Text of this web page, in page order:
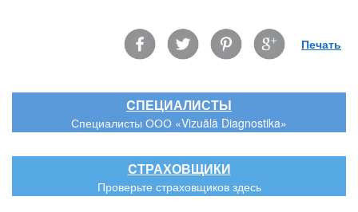
FacebookTwitter Pinterest Google Печать
CПЕЦИАЛИСТЫ
Специалисты ООО «Vizuālā Diagnostika»
CТРАХОВЩИКИ
Проверьте страховщиков здесь